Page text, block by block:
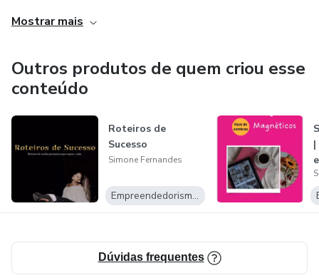
vender no tráfego orgânico, usando o celular com internet e
da sua vida? Então junte-se ao Clã!
Mostrar mais
Outros produtos de quem criou esse
conteúdo
Roteiros de
Sucesso
Simone Fernandes
Empreendedorismo Digital
|
Dúvidas frequentes